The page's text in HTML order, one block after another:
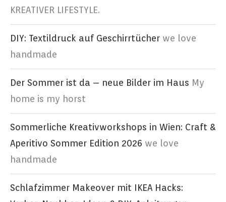
KREATIVER LIFESTYLE.
DIY: Textildruck auf Geschirrtücher we love
handmade
Der Sommer ist da – neue Bilder im Haus My
home is my horst
Sommerliche Kreativworkshops in Wien: Craft &
Aperitivo Sommer Edition 2026 we love
handmade
Schlafzimmer Makeover mit IKEA Hacks: